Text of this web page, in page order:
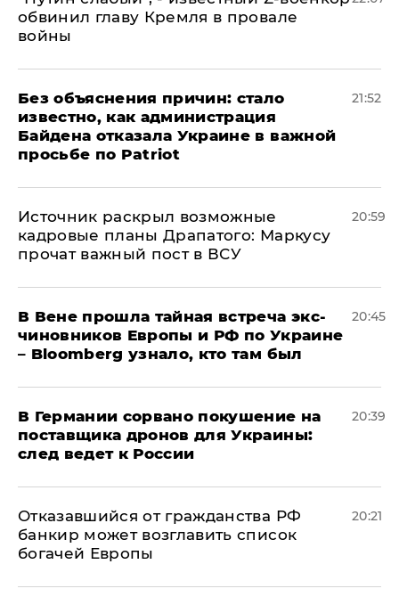
обвинил главу Кремля в провале
войны
Без объяснения причин: стало
известно, как администрация
Байдена отказала Украине в важной
просьбе по Patriot
21:52
​Источник раскрыл возможные
кадровые планы Драпатого: Маркусу
прочат важный пост в ВСУ
20:59
В Вене прошла тайная встреча экс-
чиновников Европы и РФ по Украине
– Bloomberg узнало, кто там был
20:45
​В Германии сорвано покушение на
поставщика дронов для Украины:
след ведет к России
20:39
Отказавшийся от гражданства РФ
банкир может возглавить список
богачей Европы
20:21